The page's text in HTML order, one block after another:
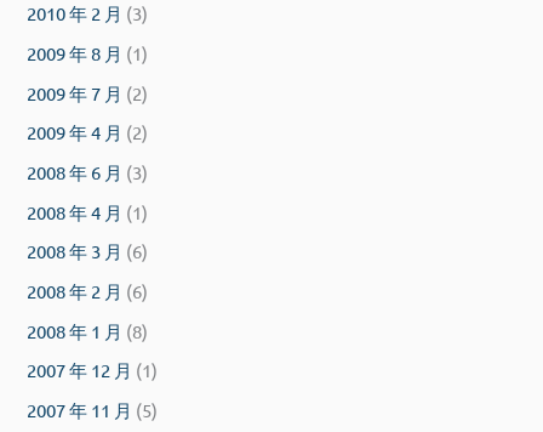
2010 年 2 月 (3)
2009 年 8 月 (1)
2009 年 7 月 (2)
2009 年 4 月 (2)
2008 年 6 月 (3)
2008 年 4 月 (1)
2008 年 3 月 (6)
2008 年 2 月 (6)
2008 年 1 月 (8)
2007 年 12 月 (1)
2007 年 11 月 (5)